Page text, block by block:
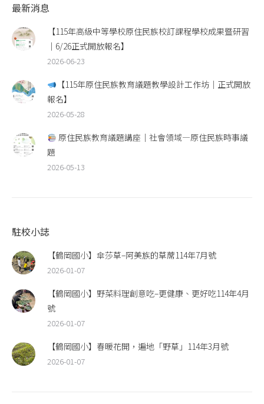
最新消息
【115年高級中等學校原住民族校訂課程學校成果暨研習
｜6/26正式開放報名】
2026-06-23
【115年原住民族教育議題教學設計工作坊｜正式開放
報名】
2026-05-28
原住民族教育議題講座｜社會領域—原住民族時事議
題
2026-05-13
駐校小誌
【鶴岡國小】傘莎草–阿美族的草蓆114年7月號
2026-01-07
【鶴岡國小】野菜料理創意吃–更健康、更好吃114年4月
號
2026-01-07
【鶴岡國小】春暖花開，遍地「野草」114年3月號
2026-01-07